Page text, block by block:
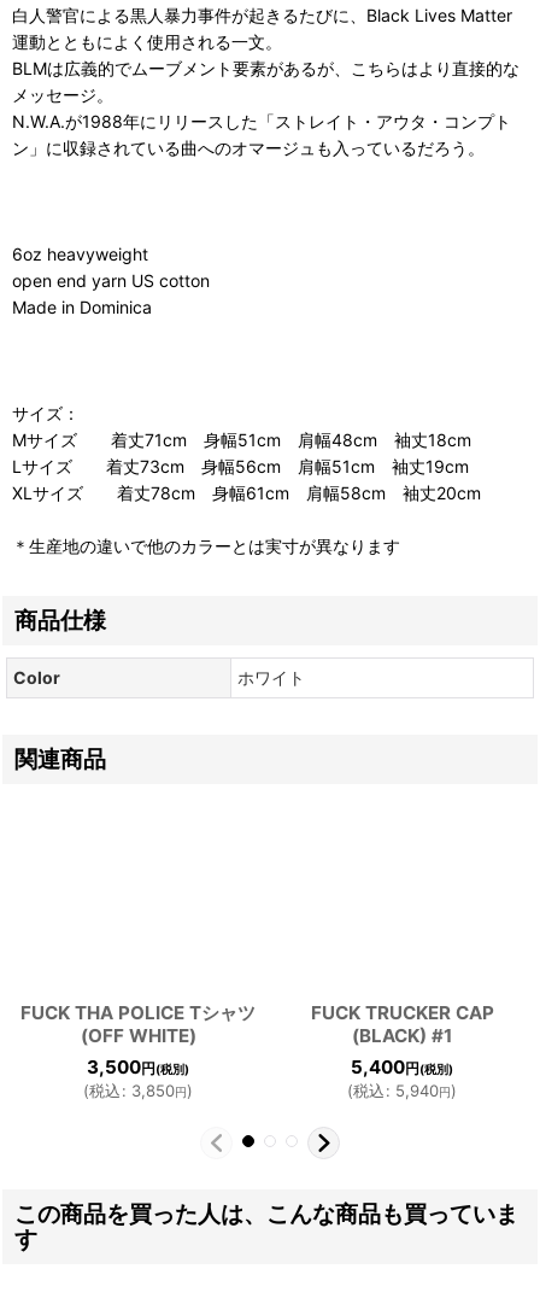
白人警官による黒人暴力事件が起きるたびに、Black Lives Matter
運動とともによく使用される一文。
BLMは広義的でムーブメント要素があるが、こちらはより直接的な
メッセージ。
N.W.A.が1988年にリリースした「ストレイト・アウタ・コンプト
ン」に収録されている曲へのオマージュも入っているだろう。
6oz heavyweight
open end yarn US cotton
Made in Dominica
サイズ：
Mサイズ 着丈71cm 身幅51cm 肩幅48cm 袖丈18cm
Lサイズ 着丈73cm 身幅56cm 肩幅51cm 袖丈19cm
XLサイズ 着丈78cm 身幅61cm 肩幅58cm 袖丈20cm
＊生産地の違いで他のカラーとは実寸が異なります
商品仕様
Color ホワイト
関連商品
FUCK THA POLICE Tシャツ
(OFF WHITE)
3,500円 (税別)
(税込: 3,850円)
FUCK TRUCKER CAP
(BLACK) #1
5,400円 (税別)
(税込: 5,940円)
この商品を買った人は、こんな商品も買っていま
す